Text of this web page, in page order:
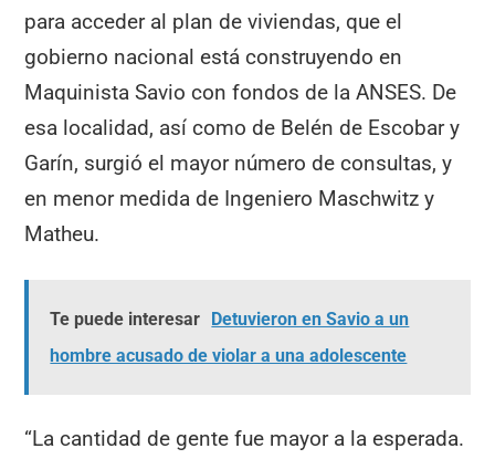
para acceder al plan de viviendas, que el
gobierno nacional está construyendo en
Maquinista Savio con fondos de la ANSES. De
esa localidad, así como de Belén de Escobar y
Garín, surgió el mayor número de consultas, y
en menor medida de Ingeniero Maschwitz y
Matheu.
Te puede interesar Detuvieron en Savio a un
hombre acusado de violar a una adolescente
“La cantidad de gente fue mayor a la esperada.